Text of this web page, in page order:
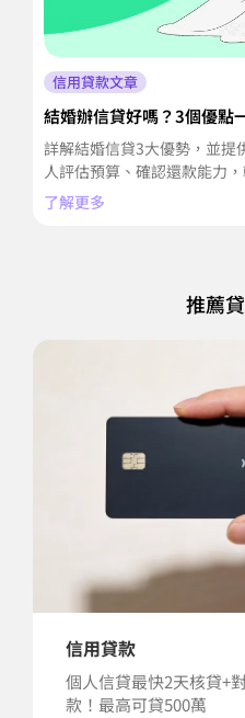
信用貸款文章
結婚辦信貸好嗎？3個優點
詳解結婚信貸3大優勢，並提
人評估預算、確認還款能力
了解更多
推薦
信用貸款
個人信貸最快2天核貸+
款！最高可貸500萬